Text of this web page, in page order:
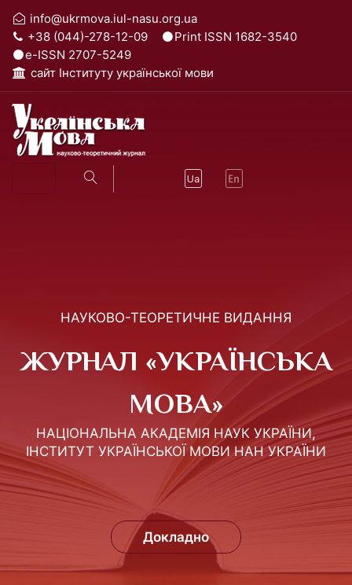
info@ukrmova.iul-nasu.org.ua
+38 (044)-278-12-09
Print ISSN 1682-3540
e-ISSN 2707-5249
cайт Інституту української мови
НАУКОВО-ТЕОРЕТИЧНЕ ВИДАННЯ
ЖУРНАЛ «УКРАЇНСЬКА
МОВА»
НАЦІОНАЛЬНА АКАДЕМІЯ НАУК УКРАЇНИ,
ІНСТИТУТ УКРАЇНСЬКОЇ МОВИ НАН УКРАЇНИ
Докладно